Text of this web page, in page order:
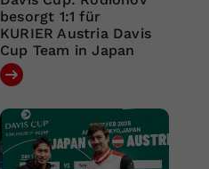
besorgt 1:1 für
KURIER Austria Davis
Cup Team in Japan